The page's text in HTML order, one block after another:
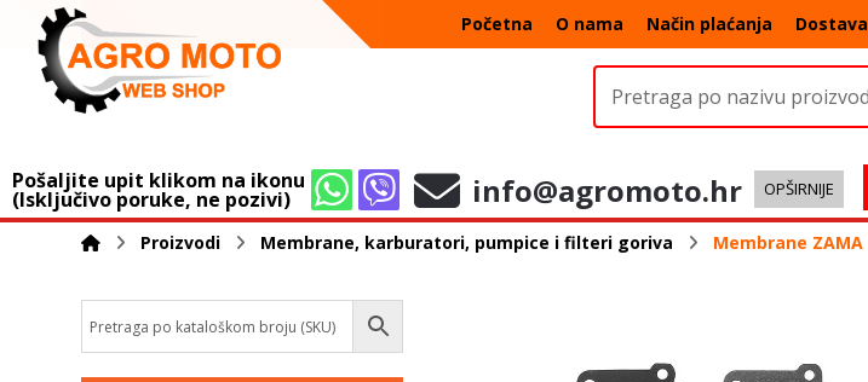
Početna O nama Način plaćanja Dostava
Pošaljite upit klikom na ikonu
(Isključivo poruke, ne pozivi) info@agromoto.hr OPŠIRNIJE
Proizvodi Membrane, karburatori, pumpice i filteri goriva Membrane ZAMA